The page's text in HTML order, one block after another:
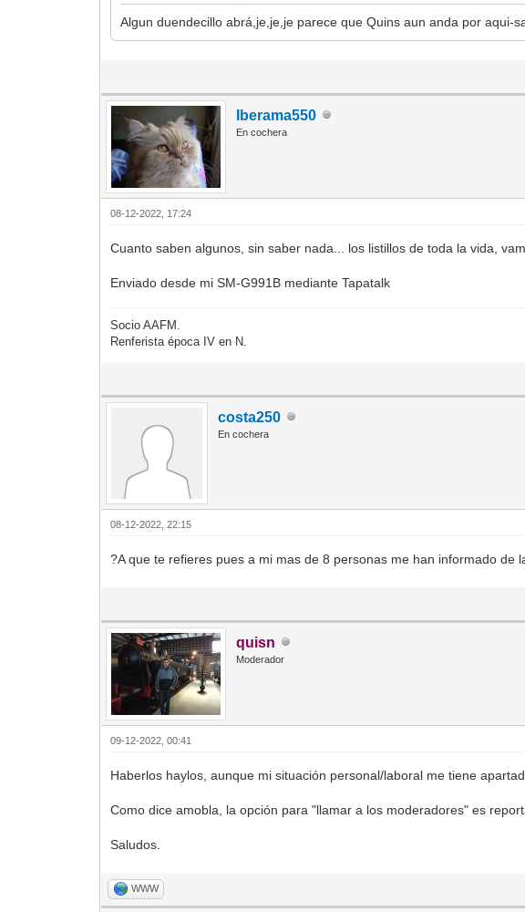
Algun duendecillo abrá,je,je,je parece que Quins aun anda por aqui-
Iberama550
En cochera
08-12-2022, 17:24
Cuanto saben algunos, sin saber nada... los listillos de toda la vida,
Enviado desde mi SM-G991B mediante Tapatalk
Socio AAFM.
Renferista época IV en N.
costa250
En cochera
08-12-2022, 22:15
?A que te refieres pues a mi mas de 8 personas me han informado de
quisn
Moderador
09-12-2022, 00:41
Haberlos haylos, aunque mi situación personal/laboral me tiene
Como dice amobla, la opción para "llamar a los moderadores" es
Saludos.
WWW